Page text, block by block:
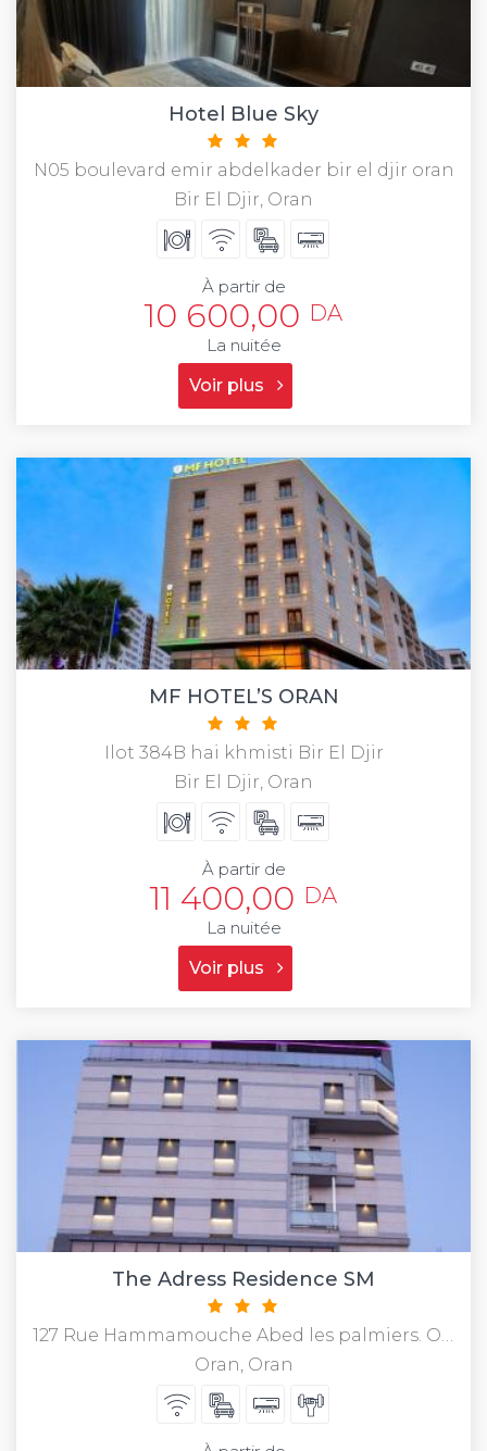
Hotel Blue Sky
N05 boulevard emir abdelkader bir el djir oran
Bir El Djir, Oran
À partir de
10 600,00 DA
La nuitée
Voir plus
MF HOTEL’S ORAN
Ilot 384B hai khmisti Bir El Djir
Bir El Djir, Oran
À partir de
11 400,00 DA
La nuitée
Voir plus
The Adress Residence SM
127 Rue Hammamouche Abed les palmiers. Oran
Oran, Oran